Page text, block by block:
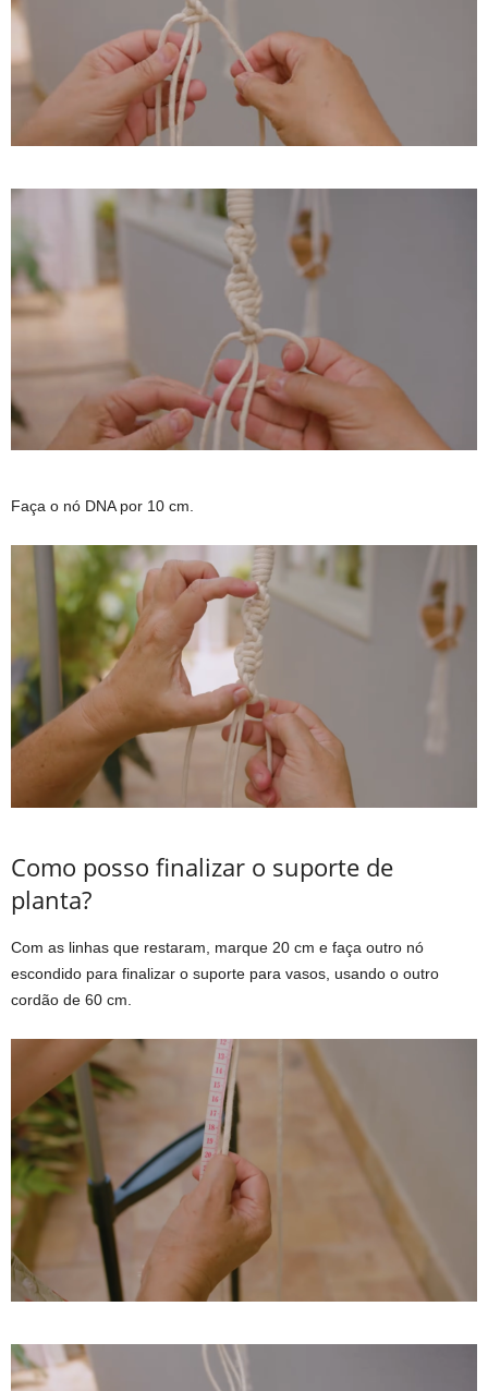
Faça o nó DNA por 10 cm.
Como posso finalizar o suporte de
planta?
Com as linhas que restaram, marque 20 cm e faça outro nó
escondido para finalizar o suporte para vasos, usando o outro
cordão de 60 cm.